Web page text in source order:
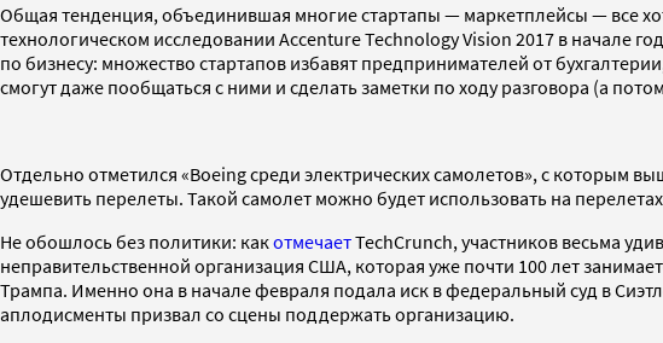
Общая тенденция, объединившая многие стартапы — маркетплейсы — все
технологическом исследовании Accenture Technology Vision 2017 в начале
по бизнесу: множество стартапов избавят предпринимателей от
смогут даже пообщаться с ними и сделать заметки по ходу разговора (а
Отдельно отметился «Boeing среди электрических самолетов», с которым
удешевить перелеты. Такой самолет можно будет использовать на
Не обошлось без политики: какотмечаетTechCrunch, участников весьма
неправительственной организация США, которая уже почти 100 лет
Трампа. Именно она в начале февраля подала иск в федеральный суд в
аплодисменты призвал со сцены поддержать организацию.